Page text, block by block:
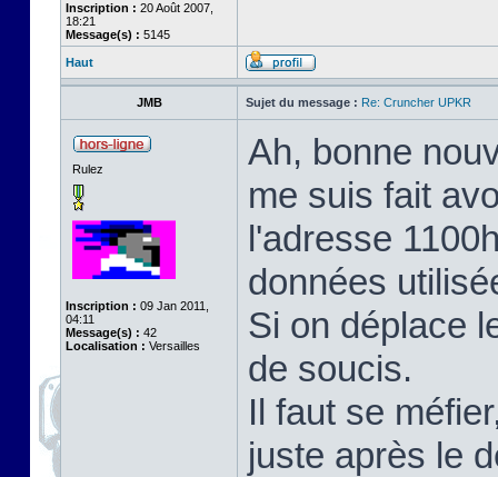
Inscription : 20 Août 2007,
18:21
Message(s) : 5145
Haut
JMB Sujet du message : Re: Cruncher UPKR
Rulez
Inscription : 09 Jan 2011,
04:11
Message(s) : 42
Localisation : Versailles
Ah, bonne
me suis fait
l'adresse
données
Si on déplace
de soucis.
Il faut se
juste après le